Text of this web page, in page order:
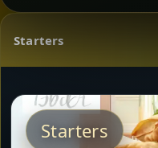
Starters
Starters